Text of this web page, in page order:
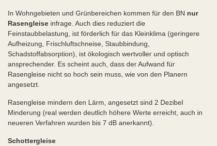
In Wohngebieten und Grünbereichen kommen für den BN nur
Rasengleise infrage. Auch dies reduziert die
Feinstaubbelastung, ist förderlich für das Kleinklima (geringere
Aufheizung, Frischluftschneise, Staubbindung,
Schadstoffabsorption), ist ökologisch wertvoller und optisch
ansprechender. Es scheint auch, dass der Aufwand für
Rasengleise nicht so hoch sein muss, wie von den Planern
angesetzt.
Rasengleise mindern den Lärm, angesetzt sind 2 Dezibel
Minderung (real werden deutlich höhere Werte erreicht, auch in
neueren Verfahren wurden bis 7 dB anerkannt).
Schottergleise